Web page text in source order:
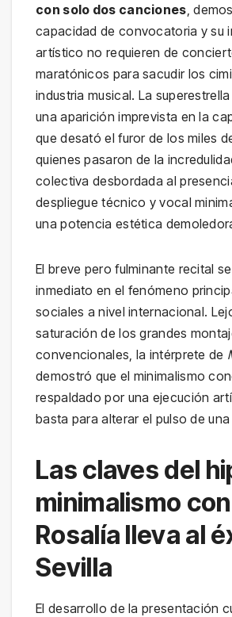
con solo dos canciones ,
capacidad de convocatoria y su
artístico no requieren de
maratónicos para sacudir los
industria musical. La
una aparición imprevista en la
que desató el furor de los miles
quienes pasaron de la
colectiva desbordada al
despliegue técnico y vocal
una potencia estética
El breve pero fulminante recital
inmediato en el fenómeno
sociales a nivel internacional.
saturación de los grandes
convencionales, la intérprete de
demostró que el minimalismo
respaldado por una ejecución
basta para alterar el pulso de
Las claves del
minimalismo
Rosalía lleva al
Sevilla
El desarrollo de la presentación